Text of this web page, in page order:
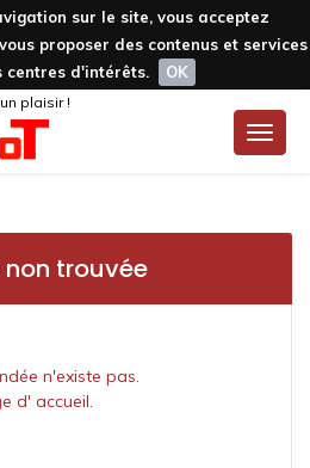
sur le site, vous acceptez
proposer des contenus et services
centres d'intérêts.
OK
Toggle
plaisir !
non trouvée
n'existe pas.
d' accueil.